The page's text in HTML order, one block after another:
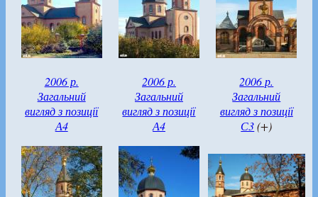
2006 р.
Загальний
вигляд з позиції
А4
2006 р.
Загальний
вигляд з позиції
А4
2006 р.
Загальний
вигляд з позиції
С3(+)